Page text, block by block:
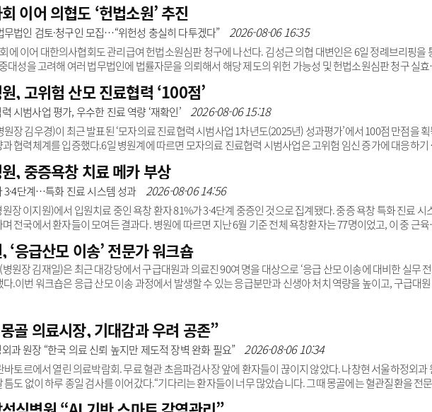
이어 의협도 ‘헌법소원’ 추진
무법인 검토·청구인 모집…“위헌성 충실히 다투겠다” 2026-08-06 16:35
에 이어 대한의사협회도 관리급여 헌법소원심판 청구에 나선다. 김성근 의협 대변인은 6일 정례브리핑을
대성을 고려해 여러 법무법인에 법률자문을 의뢰해서 해당 제도의 위헌 가능성 및 헌법소원심판 청구 실
한 영향을 미칠 수 있다는 판단했다”고 덧붙였다.김 대변인은 “이에 헌법소원심판 청구를 추진하고 있다”며
택권과 국민 재산권, 의료인 진료 자율성 등 헌법상 기본권 보호를 위한 절차”라고 재차 강조했다. 협회는 이
인용 가능성을 높일 수 있는 전문성과 경험을 기준으로 법무법..
, 고위험 산모 진료협력 ‘100점’
시범사업 평가, 우수한 진료 역량 ‘재확인’ 2026-08-06 15:18
장 김우경)이 최근 발표된 ‘모자의료 진료협력 시범사업 1차년도(2025년) 성과평가’에서 100점 만점을
협력체계를 입증했다.6일 병원계에 따르면 모자의료 진료협력 시범사업은 고위험 임신 증가에 대응하기
운 조기 진통이나 응급 분만 상황에서 고위험 산모를 신속하게 상급의료기관으로 연계하는 것이 핵심이
우 권역모자의료센터인 길병원을 대표기관으로, 4개 중증 치료기관과 8개 분만 의료기관이 이 사업에 협력
병원은 이번 평가에서 진료협력 및 중증·응급 대응 분야 전..
, 중증욕창 치료 메카 부상
3·4단계…특화 진료 시스템 성과 2026-08-06 14:56
장 이지원)에서 입원치료 중인 욕창 환자 81%가 3·4단계 중증인 것으로 집계됐다. 중증 욕창 특화 진료 시
전국에서 환자들이 모여든 결과다. 병원에 따르면 지난 6월 기준 전체 욕창환자는 77명이었고, 이 중 근
료가 까다롭고 완치까지 기간도 오래 걸려 중증환자에 속한다.대정요양병원은 이 같은 중증 욕창환자를 전담
의사·간호사·물리치료사·영양사가 한 팀을 이루는 다학제 통합치료시스템을 운영하고 있다. 의사와 한의사
운딩하며 환자 상태를 점검하고, 매주 욕창연..
‘응급산모 이송’ 전문가 워크숍
원장 김재일)은 최근 대강당에서 구급대원과 의료진 90여 명을 대상으로 ‘응급 산모 이송에 대비한 실무
다.이번 워크숍은 응급 산모 이송 과정에서 발생할 수 있는 응급분만과 신생아 처치 역량을 높이고, 구급대
생아 소생술 등 응급 이송 현장에서 반드시 숙지해야 할 핵심 내용을 다뤘다. 이어진 실습에서는 응급분만 실
급대원들이 분만 진행부터 신생아 출생, 제대 결찰, 분만 직후 신생아 관리까지..
골 의료시장, 기대감과 우려 공존”
과 원장 “한국 의료 신뢰 높지만 제도적 장벽 완화 필요” 2026-08-06 10:34
바토르에서 열린 의료박람회. 무료 혈관 초음파검사장 앞에 환자들이 끊이지 않았다. 나창현 서울하정외과
틈도 없이 하루 종일 검사를 이어갔다.“기다리는 환자들이 너무 많았습니다. 그때 몽골에는 혈관질환을 전